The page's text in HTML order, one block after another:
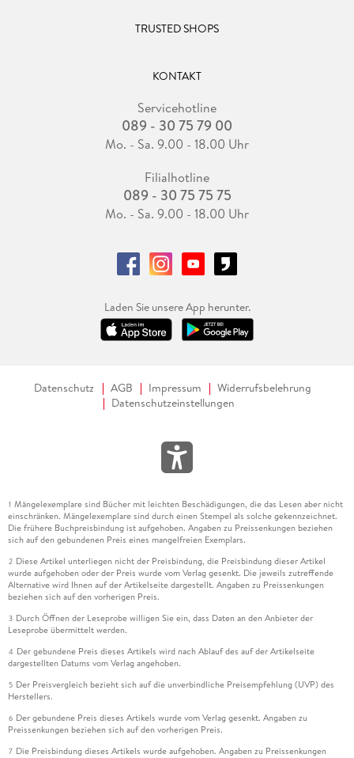
TRUSTED SHOPS
KONTAKT
Servicehotline
089 - 30 75 79 00
Mo. - Sa. 9.00 - 18.00 Uhr
Filialhotline
089 - 30 75 75 75
Mo. - Sa. 9.00 - 18.00 Uhr
Laden Sie unsere App herunter.
Datenschutz AGB Impressum
Widerrufsbelehrung
Datenschutzeinstellungen
1 Mängelexemplare sind Bücher mit leichten Beschädigungen, die das Lesen aber nicht
einschränken. Mängelexemplare sind durch einen Stempel als solche gekennzeichnet.
Die frühere Buchpreisbindung ist aufgehoben. Angaben zu Preissenkungen beziehen
sich auf den gebundenen Preis eines mangelfreien Exemplars.
2 Diese Artikel unterliegen nicht der Preisbindung, die Preisbindung dieser Artikel
wurde aufgehoben oder der Preis wurde vom Verlag gesenkt. Die jeweils zutreffende
Alternative wird Ihnen auf der Artikelseite dargestellt. Angaben zu Preissenkungen
beziehen sich auf den vorherigen Preis.
3 Durch Öffnen der Leseprobe willigen Sie ein, dass Daten an den Anbieter der
Leseprobe übermittelt werden.
4 Der gebundene Preis dieses Artikels wird nach Ablauf des auf der Artikelseite
dargestellten Datums vom Verlag angehoben.
5 Der Preisvergleich bezieht sich auf die unverbindliche Preisempfehlung (UVP) des
Herstellers.
6 Der gebundene Preis dieses Artikels wurde vom Verlag gesenkt. Angaben zu
Preissenkungen beziehen sich auf den vorherigen Preis.
7 Die Preisbindung dieses Artikels wurde aufgehoben. Angaben zu Preissenkungen